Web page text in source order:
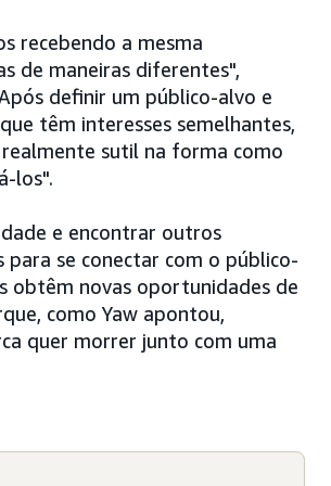
recebendo a mesma
de maneiras diferentes",
definir um público-alvo e
têm interesses semelhantes,
sutil na forma como
los".
e encontrar outros
para se conectar com o público-
obtêm novas oportunidades de
como Yaw apontou,
quer morrer junto com uma